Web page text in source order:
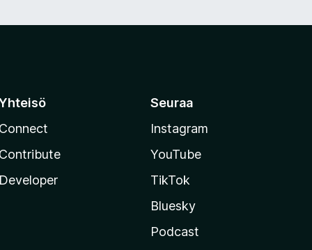
Seuraa
Instagram
YouTube
TikTok
Bluesky
Podcast